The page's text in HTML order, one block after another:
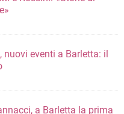
nuovi eventi a Barletta: il
a Barletta la prima